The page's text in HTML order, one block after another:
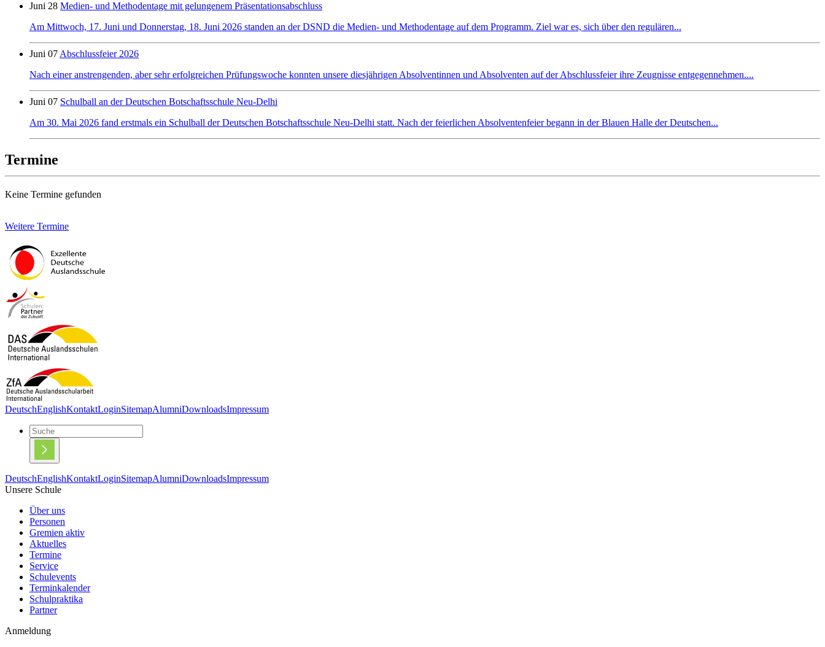
Juni 28 Medien- und Methodentage mit gelungenem Präsentationsabschluss
Am Mittwoch, 17. Juni und Donnerstag, 18. Juni 2026 standen an der DSND die Medien- und Methodentage auf dem Programm. Ziel war es, sich über den regulären...
Juni 07Abschlussfeier 2026
Nach einer anstrengenden, aber sehr erfolgreichen Prüfungswoche konnten unsere diesjährigen Absolventinnen und Absolventen auf der Abschlussfeier ihre Zeugnisse entgegennehmen....
Juni 07 Schulball an der Deutschen Botschaftsschule Neu-Delhi
Am 30. Mai 2026 fand erstmals ein Schulball der Deutschen Botschaftsschule Neu-Delhi statt. Nach der feierlichen Absolventenfeier begann in der Blauen Halle der Deutschen...
Termine
Keine Termine gefunden
Weitere Termine
DeutschEnglishKontaktLoginSitemapAlumniDownloadsImpressum
DeutschEnglishKontaktLoginSitemapAlumniDownloadsImpressum
Unsere Schule
Über uns
Personen
Gremien aktiv
Aktuelles
Termine
Service
Schulevents
Terminkalender
Schulpraktika
Partner
Anmeldung